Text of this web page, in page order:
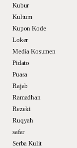
Kubur
Kultum
Kupon Kode
Loker
Media Kosumen
Pidato
Puasa
Rajab
Ramadhan
Rezeki
Ruqyah
safar
Serba Kulit